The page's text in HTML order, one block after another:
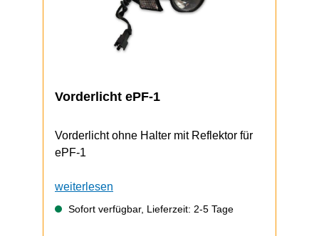
Vorderlicht ePF-1
Vorderlicht ohne Halter mit Reflektor für
ePF-1
weiterlesen
Sofort verfügbar, Lieferzeit: 2-5 Tage